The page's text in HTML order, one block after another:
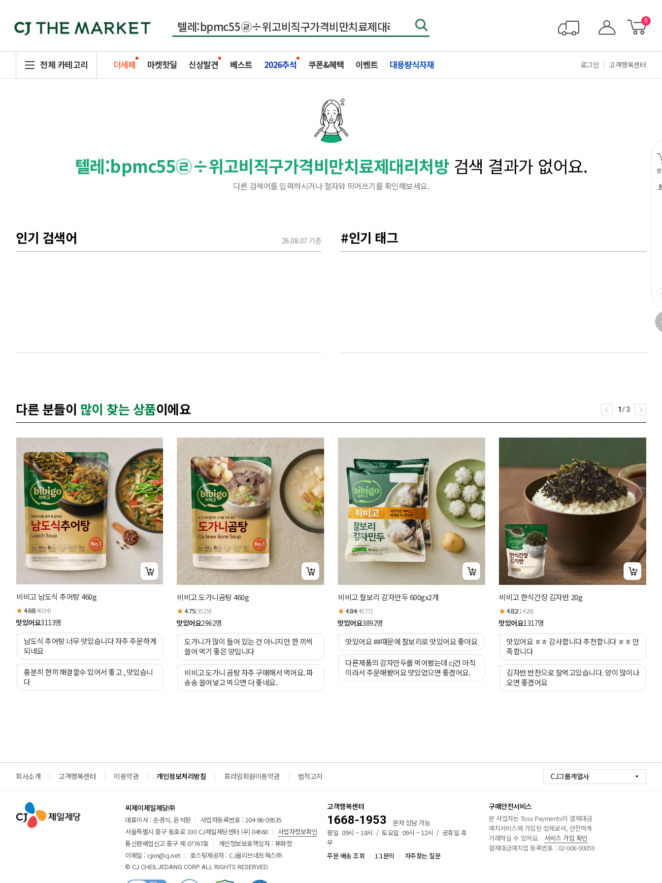
0
전체 카테고리 더세페 마켓핫딜 신상발견 베스트 2026추석 쿠폰&혜택 이벤트 대용량식자재 로그인 고객행복센터
텔레:bpmc55㉣÷위고비직구가격비만치료제대리처방검색 결과가 없어요.
다른 검색어를 입력하시거나 철자와 띄어쓰기를 확인해보세요.
인기 검색어 26.08.07 기준 #인기 태그
다른 분들이 많이 찾는 상품이에요
비비고 남도식 추어탕 460g
★4.68(4034)
맛있어요3113명
남도식 추어탕 너무 맛있습니다 자주 주문하게
되네요
충분히 한끼 해결할수 있어서 좋고 , 맛있습니
다
비비고 도가니곰탕 460g
★4.75(3519)
맛있어요2962명
도가니가 많이 들어 있는 건 아니지만 한 끼씩
쓸어 먹기 좋은 양입니다
비비고 도가니 곰탕 자주 구매해서 먹어요. 파
송송 쓸어넣고 먹으면 더 좋네요.
비비고 찰보리 감자만두 600gx2개
★4.84(4577)
맛있어요3892명
맛있어요 ##때문에 찰보리로 맛있어요 좋아요
다른제품의 감자만두를 먹어봤는데 cj건 아직
이라서 주문해봤어요 맛있었으면 좋겠어요.
비비고 한식간장 김자반 20g
★4.82(1428)
맛있어요1317명
맛있어요 ㅎㅎ 감사합니다 추천합니다 ㅎㅎ 만
족합니다
김자반 반찬으로 잘먹고있습니다. 양이 많이나
오면 좋겠어요
1 /3
회사소개 고객행복센터 이용약관 개인정보처리방침 프라임회원이용약관 법적고지 CJ그룹계열사
씨제이제일제당㈜
대표이사 : 손경식, 윤석환
사업자등록번호 : 104-86-09535
서울특별시 중구 동호로 330 CJ제일제당센터 (우) 04560
사업자정보확인
통신판매업신고 중구 제 07767호
개인정보보호책임자 : 류화정
이메일 : cjon@cj.net
호스팅제공자 : CJ올리브네트웍스㈜
© CJ CHEILJEDANG CORP. ALL RIGHTS RESERVED.
고객행복센터
1668-1953
문자 상담 가능
평일 09시 ~ 18시 / 토요일 09시 ~ 12시 / 공휴일 휴
무
주문 배송 조회
1:1문의 자주찾는 질문
구매안전서비스
본 사업자는 Toss Payments의 결제대금
예치서비스에 가입된 업체로서, 안전하게
거래하실 수 있어요. 서비스 가입 확인
결제대금예치업 등록번호 : 02-006-00059